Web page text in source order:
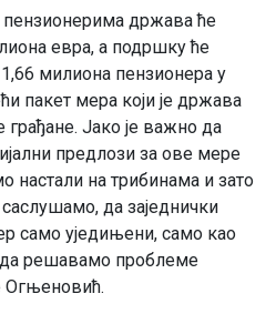
држава ће
евра, а подршку ће
милиона пензионера у
пакет мера који је држава
грађане. Јако је важно да
предлози за ове мере
настали на трибинама и зато
да заједнички
само уједињени, само као
решавамо проблеме
Огњеновић.